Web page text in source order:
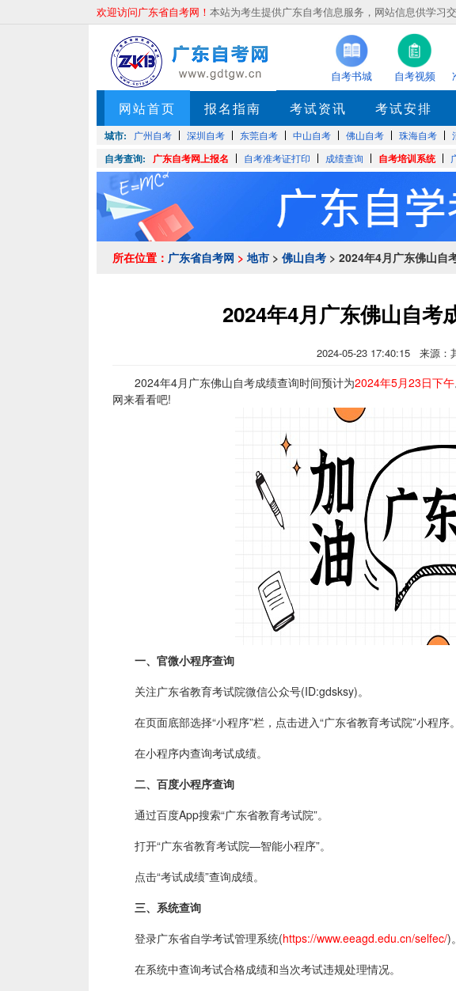
欢迎访问广东省自考网！ 本站为考生提供广东自考信息服务，网站信息供学习
自考书城 自考视频
网站首页 报名指南 考试资讯 考试安排
城市: 广州自考 深圳自考 东莞自考 中山自考 佛山自考 珠海自考
自考查询: 广东自考网上报名 自考准考证打印 成绩查询 自考培训系统
所在位置： 广东省自考网 > 地市 > 佛山自考 > 2024年4月广东佛山自
2024年4月广东佛山自考
2024-05-23 17:40:15 来源
2024年4月广东佛山自考成绩查询时间预计为2024年5月23日下午
网来看看吧!
一、官微小程序查询
关注广东省教育考试院微信公众号(ID:gdsksy)。
在页面底部选择“小程序”栏，点击进入“广东省教育考试院”小程序。
在小程序内查询考试成绩。
二、百度小程序查询
通过百度App搜索“广东省教育考试院”。
打开“广东省教育考试院—智能小程序”。
点击“考试成绩”查询成绩。
三、系统查询
登录广东省自学考试管理系统(https://www.eeagd.edu.cn/selfec/)。
在系统中查询考试合格成绩和当次考试违规处理情况。